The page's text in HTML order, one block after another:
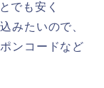
でも安く
みたいので、
ンコードなど